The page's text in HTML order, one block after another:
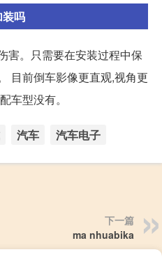
吗
害。只需要在安装过程中保
目前倒车影像更直观,视角更
车型没有。
汽车 汽车电子
下一篇
ma nhuabika